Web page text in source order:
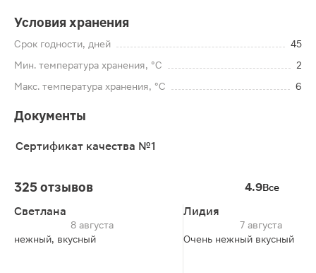
Условия хранения
Срок годности, дней
45
Мин. температура хранения, °C
2
Макс. температура хранения, °C
6
Документы
Сертификат качества №1
325 отзывов 4.9Все
Светлана
8 августа
нежный, вкусный
Лидия
7 августа
Очень нежный вкусный